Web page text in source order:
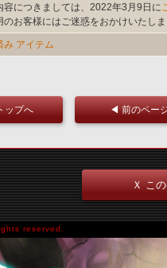
容につきましては、2022年3月9日に
のお客様にはご迷惑をおかけいたし
み アイテム
ップへ ◀ 前のペー
Ｘ こ